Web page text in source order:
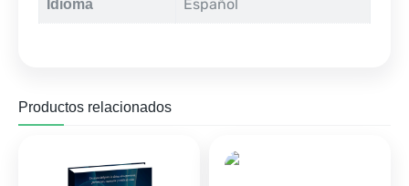
Idioma Español
Productos relacionados